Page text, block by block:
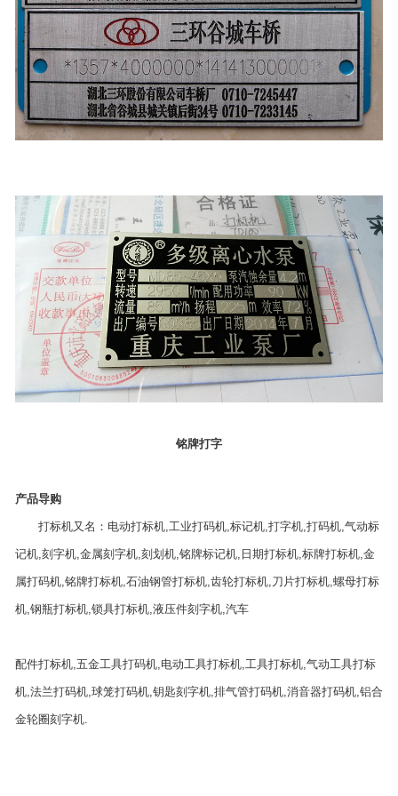
铭牌打字
产品导购
打标机又名：电动打标机,工业打码机,标记机,打字机,打码机,气动标
记机,刻字机,金属刻字机,刻划机,铭牌标记机,日期打标机,标牌打标机,金
属打码机,铭牌打标机,石油钢管打标机,齿轮打标机,刀片打标机,螺母打标
机,钢瓶打标机,锁具打标机,液压件刻字机,汽车
配件打标机,五金工具打码机,电动工具打标机,工具打标机,气动工具打标
机,法兰打码机,球笼打码机,钥匙刻字机,排气管打码机,消音器打码机,铝合
金轮圈刻字机.